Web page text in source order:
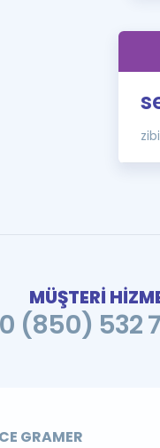
MÜŞTERİ
0 (850) 532
GRAMER